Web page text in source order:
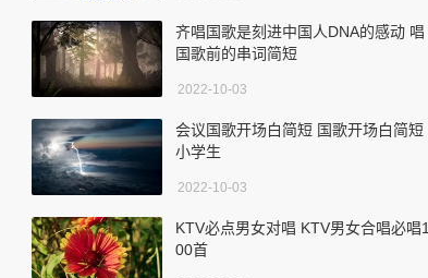
齐唱国歌是刻进中国人DNA的感动 唱
国歌前的串词简短
2022-10-03
会议国歌开场白简短 国歌开场白简短
小学生
2022-10-03
KTV必点男女对唱 KTV男女合唱必唱1
00首